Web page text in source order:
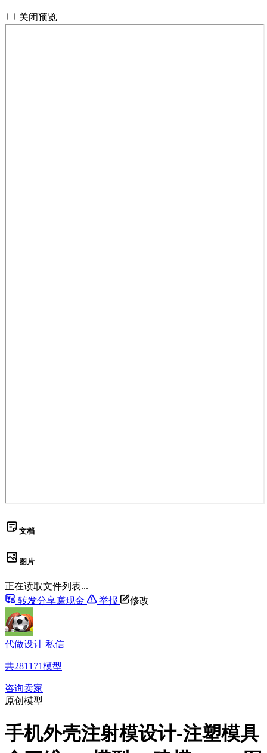
关闭预览
文档
图片
正在读取文件列表...
转发分享赚现金
举报 修改
代做设计 私信
共281171模型
咨询卖家
原创模型
手机外壳注射模设计-注塑模具